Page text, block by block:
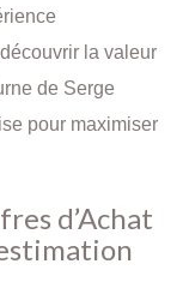
la valeur
de Serge
pour maximiser
d’Achat